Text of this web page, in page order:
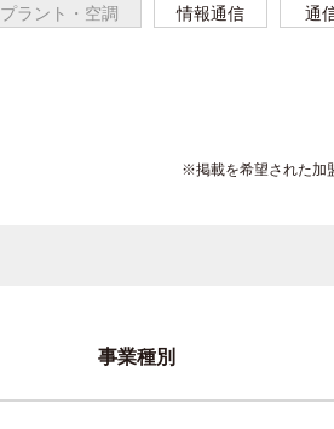
プラント・空調 情報通信 通
※掲載を希望された加
事業種別